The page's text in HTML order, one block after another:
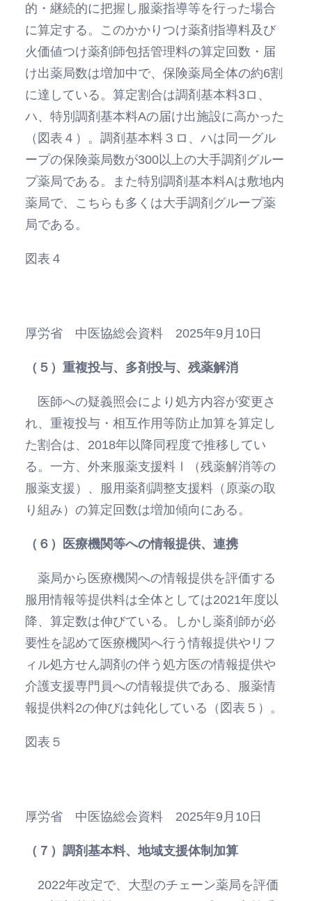
的・継続的に把握し服薬指導等を行った場合
に算定する。このかかりつけ薬剤指導料及び
火価値つけ薬剤師包括管理料の算定回数・届
け出薬局数は増加中で、保険薬局全体の約6割
に達している。算定割合は調剤基本料3ロ、
ハ、特別調剤基本料Aの届け出施設に高かった
（図表４）。調剤基本料３ロ、ハは同一グル
ープの保険薬局数が300以上の大手調剤グルー
プ薬局である。また特別調剤基本料Aは敷地内
薬局で、こちらも多くは大手調剤グループ薬
局である。
図表４
厚労省 中医協総会資料 2025年9月10日
（５）重複投与、多剤投与、残薬解消
医師への疑義照会により処方内容が変更さ
れ、重複投与・相互作用等防止加算を算定し
た割合は、2018年以降同程度で推移してい
る。一方、外来服薬支援料Ⅰ（残薬解消等の
服薬支援）、服用薬剤調整支援料（原薬の取
り組み）の算定回数は増加傾向にある。
（６）医療機関等への情報提供、連携
薬局から医療機関への情報提供を評価する
服用情報等提供料は全体としては2021年度以
降、算定数は伸びている。しかし薬剤師が必
要性を認めて医療機関へ行う情報提供やリフ
ィル処方せん調剤の伴う処方医の情報提供や
介護支援専門員への情報提供である、服薬情
報提供料2の伸びは鈍化している（図表５）。
図表５
厚労省 中医協総会資料 2025年9月10日
（７）調剤基本料、地域支援体制加算
2022年改定で、大型のチェーン薬局を評価